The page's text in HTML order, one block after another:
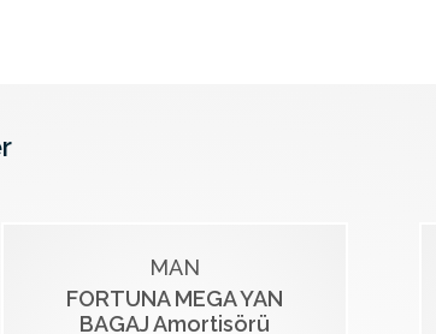
MAN
FORTUNA MEGA YAN
BAGAJ Amortisörü